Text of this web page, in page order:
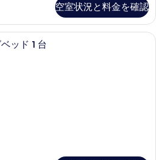
空室状況と料金を確認
プレミア スイート キングベッド 1
ッド 1 台